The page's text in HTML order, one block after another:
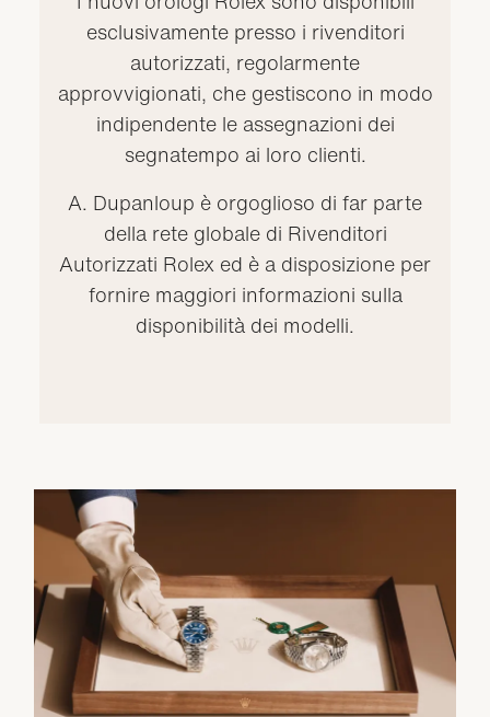
esclusivamente presso i rivenditori
autorizzati, regolarmente
approvvigionati, che gestiscono in modo
indipendente le assegnazioni dei
segnatempo ai loro clienti.
A. Dupanloup è orgoglioso di far parte
della rete globale di Rivenditori
Autorizzati Rolex ed è a disposizione per
fornire maggiori informazioni sulla
disponibilità dei modelli.